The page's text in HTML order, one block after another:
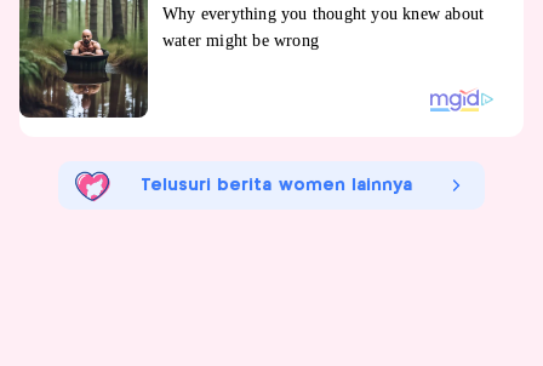
Telusuri berita women lainnya